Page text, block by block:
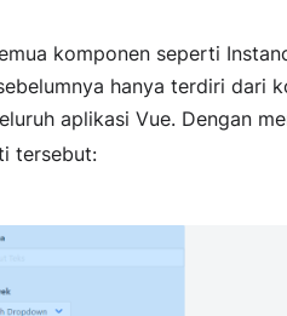
komponen seperti
hanya terdiri dari
aplikasi Vue. Dengan
tersebut: